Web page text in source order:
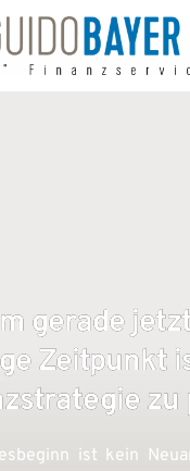
gerade
Zeitpunkt
zu
ist kein